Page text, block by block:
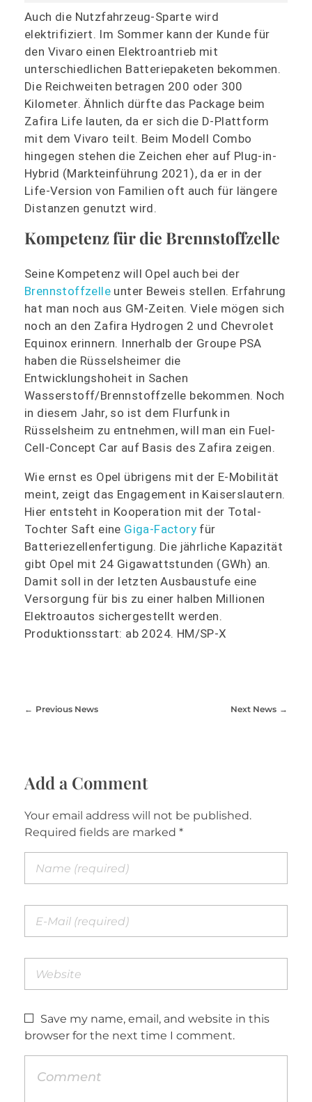
Auch die Nutzfahrzeug-Sparte wird
elektrifiziert. Im Sommer kann der Kunde für
den Vivaro einen Elektroantrieb mit
unterschiedlichen Batteriepaketen bekommen.
Die Reichweiten betragen 200 oder 300
Kilometer. Ähnlich dürfte das Package beim
Zafira Life lauten, da er sich die D-Plattform
mit dem Vivaro teilt. Beim Modell Combo
hingegen stehen die Zeichen eher auf Plug-in-
Hybrid (Markteinführung 2021), da er in der
Life-Version von Familien oft auch für längere
Distanzen genutzt wird.
Kompetenz für die Brennstoffzelle
Seine Kompetenz will Opel auch bei der
Brennstoffzelle unter Beweis stellen. Erfahrung
hat man noch aus GM-Zeiten. Viele mögen sich
noch an den Zafira Hydrogen 2 und Chevrolet
Equinox erinnern. Innerhalb der Groupe PSA
haben die Rüsselsheimer die
Entwicklungshoheit in Sachen
Wasserstoff/Brennstoffzelle bekommen. Noch
in diesem Jahr, so ist dem Flurfunk in
Rüsselsheim zu entnehmen, will man ein Fuel-
Cell-Concept Car auf Basis des Zafira zeigen.
Wie ernst es Opel übrigens mit der E-Mobilität
meint, zeigt das Engagement in Kaiserslautern.
Hier entsteht in Kooperation mit der Total-
Tochter Saft eine Giga-Factory für
Batteriezellenfertigung. Die jährliche Kapazität
gibt Opel mit 24 Gigawattstunden (GWh) an.
Damit soll in der letzten Ausbaustufe eine
Versorgung für bis zu einer halben Millionen
Elektroautos sichergestellt werden.
Produktionsstart: ab 2024. HM/SP-X
Previous News Next News
Add a Comment
Your email address will not be published.
Required fields are marked *
Save my name, email, and website in this
browser for the next time I comment.